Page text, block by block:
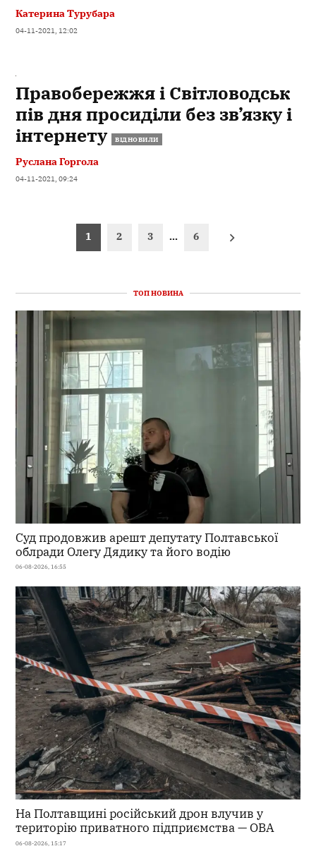
Катерина Турубара
04-11-2021, 12:02
Правобережжя і Світловодськ
пів дня просиділи без зв’язку і
інтернету
ВІДНОВИЛИ
Руслана Горгола
04-11-2021, 09:24
1 2 3 … 6
ТОП НОВИНА
Суд продовжив арешт депутату Полтавської
облради Олегу Дядику та його водію
06-08-2026, 16:55
На Полтавщині російський дрон влучив у
територію приватного підприємства — ОВА
06-08-2026, 15:17